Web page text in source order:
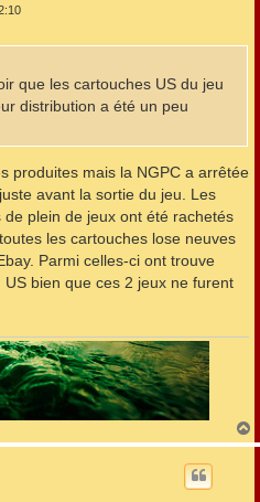
que les cartouches US du jeu
distribution a été un peu
produites mais la NGPC a arrêtée
avant la sortie du jeu. Les
plein de jeux ont été rachetés
les cartouches lose neuves
Parmi celles-ci ont trouve
bien que ces 2 jeux ne furent
a